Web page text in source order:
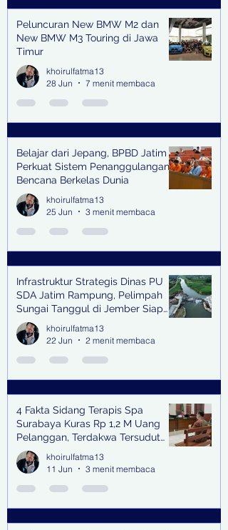
Peluncuran New BMW M2 dan
New BMW M3 Touring di Jawa
Timur
khoirulfatma13
28 Jun
7 menit membaca
Belajar dari Jepang, BPBD Jatim
Perkuat Sistem Penanggulangan
Bencana Berkelas Dunia
khoirulfatma13
25 Jun
3 menit membaca
Infrastruktur Strategis Dinas PU
SDA Jatim Rampung, Pelimpah
Sungai Tanggul di Jember Siap
Bangkitkan Swasembada Pangan
dan Pengendali Banjir
khoirulfatma13
22 Jun
2 menit membaca
4 Fakta Sidang Terapis Spa
Surabaya Kuras Rp 1,2 M Uang
Pelanggan, Terdakwa Tersudut
oleh Keterangan Saksi Kunci
khoirulfatma13
11 Jun
3 menit membaca